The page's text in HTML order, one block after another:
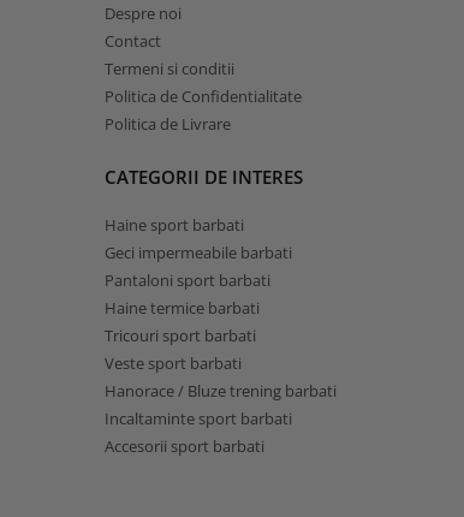
Despre noi
Contact
Termeni si conditii
Politica de Confidentialitate
Politica de Livrare
CATEGORII DE INTERES
Haine sport barbati
Geci impermeabile barbati
Pantaloni sport barbati
Haine termice barbati
Tricouri sport barbati
Veste sport barbati
Hanorace / Bluze trening barbati
Incaltaminte sport barbati
Accesorii sport barbati